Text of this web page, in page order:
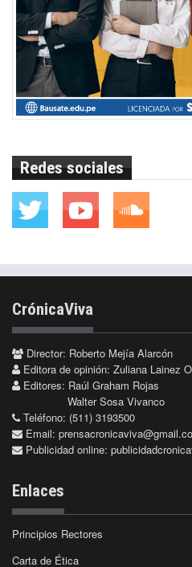
Redes sociales
CrónicaViva
Director: Roberto Mejía Alarcón
Editora de opinión: Zuliana Lainez
Editores: Raúl Graham Rojas
Walter Sosa Vivanco
Teléfono: (511) 3193500
Email:
Publicidad online:
Enlaces
Principios Rectores
Carta de Ética